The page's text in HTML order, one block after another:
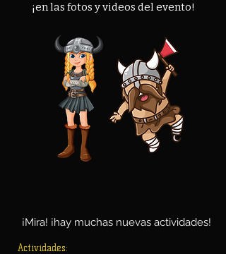
¡en las fotos y videos del evento!
¡Mira! ¡hay muchas nuevas actividades!
Actividades: